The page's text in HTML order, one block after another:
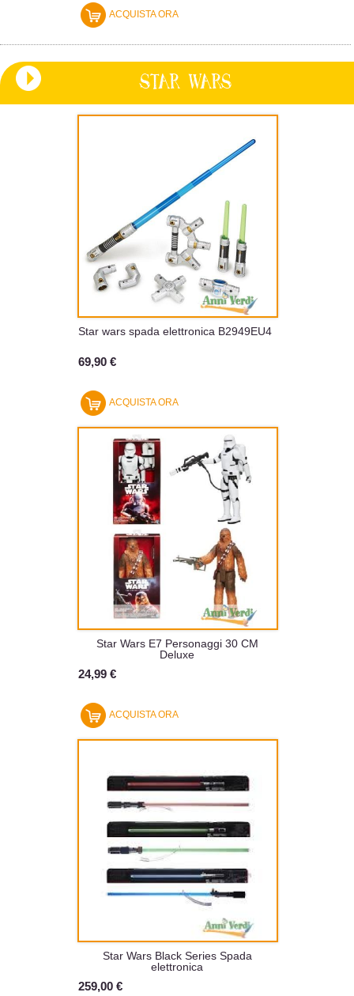
ACQUISTA ORA
STAR WARS
Star wars spada elettronica B2949EU4
69,90 €
ACQUISTA ORA
Star Wars E7 Personaggi 30 CM
Deluxe
24,99 €
ACQUISTA ORA
Star Wars Black Series Spada
elettronica
259,00 €